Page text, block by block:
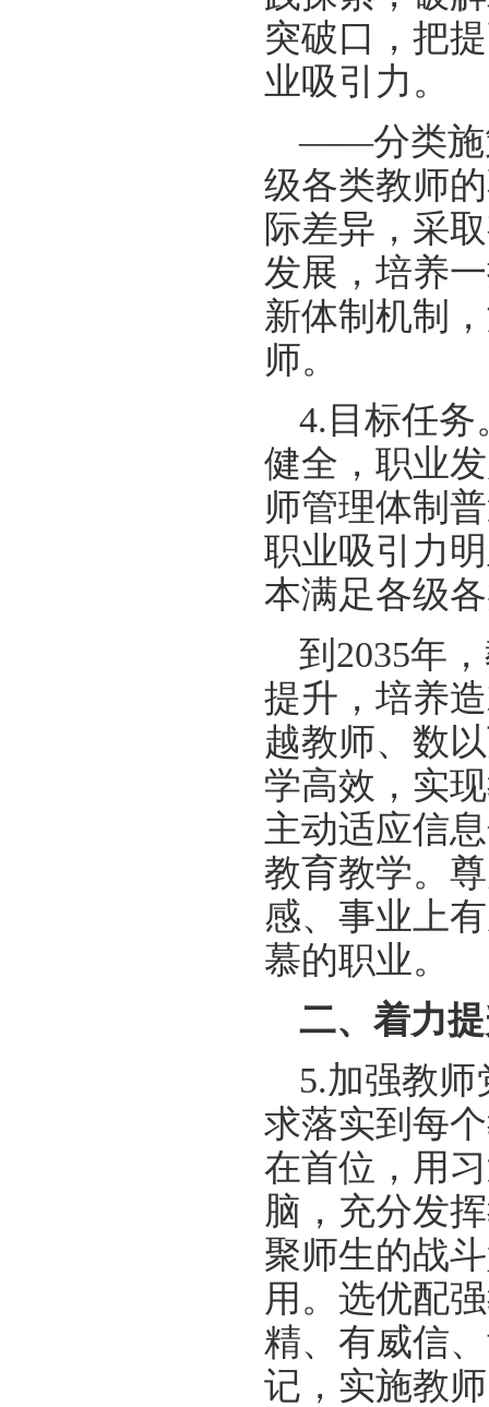
突破口，把
业吸引力。
——分类施
级各类教师
际差异，采
发展，培养
新体制机制
师。
4.目标任务
健全，职业
师管理体制
职业吸引力
本满足各级
到2035年
提升，培养
越教师、数
学高效，实
主动适应信
教育教学。
感、事业上
慕的职业。
二、着力
5.加强教
求落实到每
在首位，用
脑，充分发
聚师生的战
用。选优配
精、有威信
记，实施教